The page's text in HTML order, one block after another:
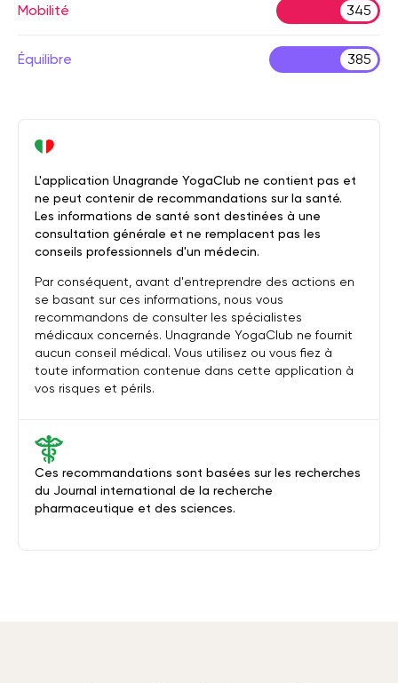
Mobilité 345
Équilibre 385
Ces recommandations sont basées sur les recherches
du Journal international de la recherche
pharmaceutique et des sciences.
L'application Unagrande YogaClub ne contient pas et
ne peut contenir de recommandations sur la santé.
Les informations de santé sont destinées à une
consultation générale et ne remplacent pas les
conseils professionnels d'un médecin.
Par conséquent, avant d'entreprendre des actions en
se basant sur ces informations, nous vous
recommandons de consulter les spécialistes
médicaux concernés. Unagrande YogaClub ne fournit
aucun conseil médical. Vous utilisez ou vous fiez à
toute information contenue dans cette application à
vos risques et périls.